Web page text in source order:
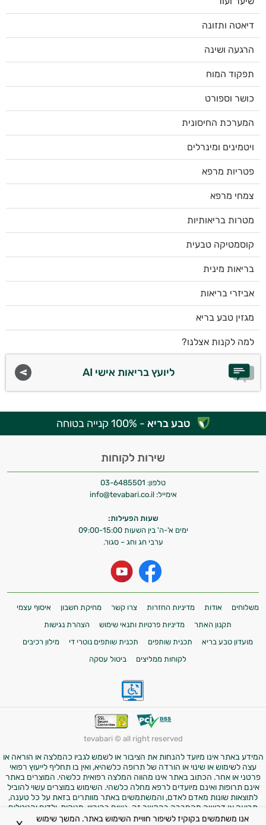
דיאטה ותזונה
הרגעה ושינה
תפקוד המוח
כושר וספורט
המערכת החיסונית
ויטמינים ומינרלים
פטריות מרפא
צמחי מרפא
מטרות בריאותיות
קוסמטיקה טבעית
בריאות מינית
אביזרי בריאות
מגזין טבע בריא
למה לקנות אצלנו?
ליועץ בריאות אישי AI
טבע בריא - 100% קנייה בטוחה
שירות לקוחות
טלפון: 03-6485501
אימייל: info@tevabari.co.il
שעות הפעילות:
ימים א'-ה' בין השעות 09:00-15:00
ערבי חג וחג – סגור.
משלוחים אודות מדיניות החזרות צרו קשר מחיקת חשבון
איסוף עצמי
תקנון האתר
מדיניות פרטיות ותנאי שימוש
הצהרת נגישות
מועדון טבע בריא
תכנית שותפים תכנית שותפים נוטרי די
מילון רכיבים
לקוחות ממליצים
ביטול עסקה
tevabari © all right reserved
המידע באתר אינו מיועד להנחות את הציבור או לשמש לגביו כהמלצה או הוראה או
עצה לשימוש או שינוי או הורדה של תרופה כלשהיא, ואין בו תחליף לייעוץ רפואי
פרטני או אחר. הכתוב באתר אינו מהווה המלצה רפואית כלשהי. המוצרים באתר
אינם תרופות ואינם מיועדים לרפא מחלה כלשהי. השימוש במוצרים עשוי להוביל
לתוצאות שונות מאדם לאדם, והמשתמשים באתר מוותרים בזאת על כל טענה,
תביעה או דרישה מהחברה בהקשר זה. נשים בהיריון, מניקות, ילדים והנוטלים
תרופות מרשם – יש להיוועץ ברופא לפני השימוש במוצרים. התמונות באתר הן
אנו משתמשים בקוקיז לשיפור חוויית השימוש באתר. המשך שימוש